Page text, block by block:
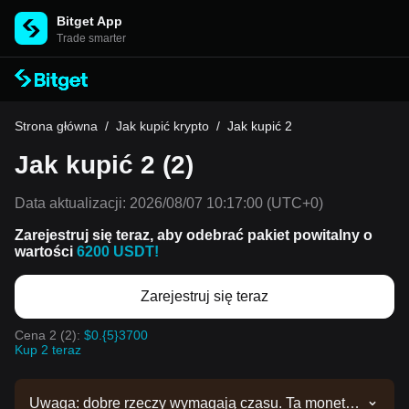
Bitget App
Trade smarter
Strona główna / Jak kupić krypto / Jak kupić 2
Jak kupić 2 (2)
Data aktualizacji: 2026/08/07 10:17:00 (UTC+0)
Zarejestruj się teraz, aby odebrać pakiet powitalny o
wartości 6200 USDT!
Zarejestruj się teraz
Cena 2 (2): $0.{5}3700
Kup 2 teraz
Uwaga: dobre rzeczy wymagają czasu. Ta moneta